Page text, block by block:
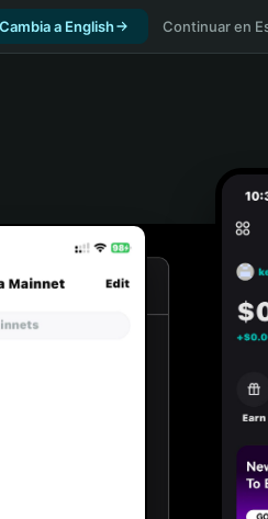
Cambia a English Continuar en